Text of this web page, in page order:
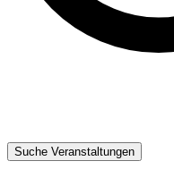
Suche Veranstaltungen